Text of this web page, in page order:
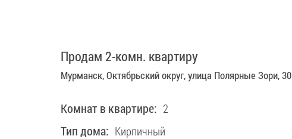
Продам 2-комн. квартиру
Мурманск, Октябрьский округ, улица Полярные Зори, 30
Комнат в квартире: 2
Тип дома: Кирпичный